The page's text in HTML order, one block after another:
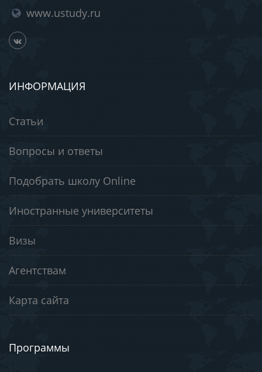
www.ustudy.ru
ИНФОРМАЦИЯ
Статьи
Вопросы и ответы
Подобрать школу Online
Иностранные университеты
Визы
Агентствам
Карта сайта
Программы